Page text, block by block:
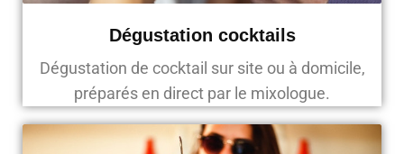
Dégustation cocktails
Dégustation de cocktail sur site ou à domicile,
préparés en direct par le mixologue.